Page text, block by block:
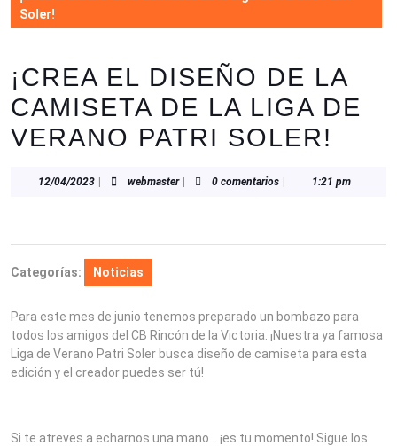
Soler!
¡CREA EL DISEÑO DE LA
CAMISETA DE LA LIGA DE
VERANO PATRI SOLER!
12/04/202312/04/2023webmasterwebmaster0 comentarios 1:21 pm
Categorías: Noticias
Para este mes de junio tenemos preparado un bombazo para
todos los amigos del CB Rincón de la Victoria. ¡Nuestra ya famosa
Liga de Verano Patri Soler busca diseño de camiseta para esta
edición y el creador puedes ser tú!
Si te atreves a echarnos una mano… ¡es tu momento! Sigue los